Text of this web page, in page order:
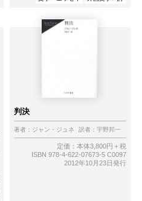
判決
著者： ジャン・ジュネ 訳者： 宇野邦一
定価：本体3,800円＋税
ISBN 978-4-622-07673-5 C0097
2012年10月23日発行